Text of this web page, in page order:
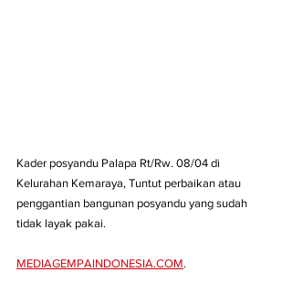
Kader posyandu Palapa Rt/Rw. 08/04 di
Kelurahan Kemaraya, Tuntut perbaikan atau
penggantian bangunan posyandu yang sudah
tidak layak pakai.
MEDIAGEMPAINDONESIA.COM.